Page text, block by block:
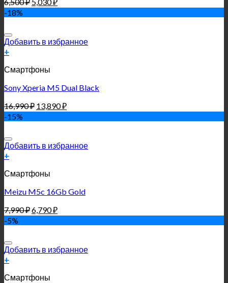
-18%
Добавить в избранное
+
Смартфоны
Sony Xperia M5 Dual Black
16,990₽ 13,890₽
-15%
Добавить в избранное
+
Смартфоны
Meizu M5c 16Gb Gold
7,990₽6,790₽
-5%
Добавить в избранное
+
Смартфоны